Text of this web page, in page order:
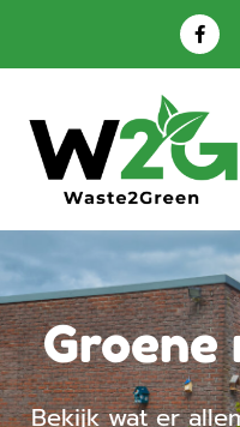
Groene
Bekijk wat er